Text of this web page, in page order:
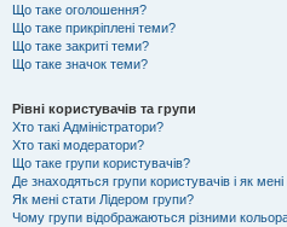
Що таке оголошення?
Що таке прикріплені теми?
Що таке закриті теми?
Що таке значок теми?
Рівні користувачів та групи
Хто такі Адміністратори?
Хто такі модератори?
Що таке групи користувачів?
Де знаходяться групи користувачів і як
Як мені стати Лідером групи?
Чому групи відображаються різними